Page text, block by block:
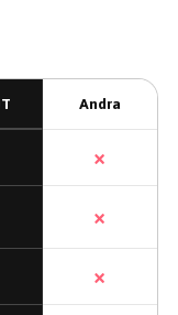
Andra
×
×
×